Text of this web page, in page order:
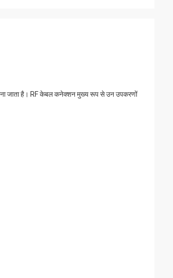
जाता है। RF केबल कनेक्शन मुख्य रूप से उन उपकरणों